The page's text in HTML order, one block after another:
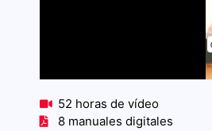
52 horas de vídeo
8 manuales digitales